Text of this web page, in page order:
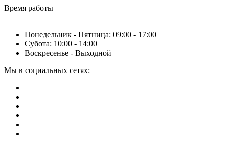
Время работы
Понедельник - Пятница: 09:00 - 17:00
Субота: 10:00 - 14:00
Воскресенье - Выходной
Мы в социальных сетях: